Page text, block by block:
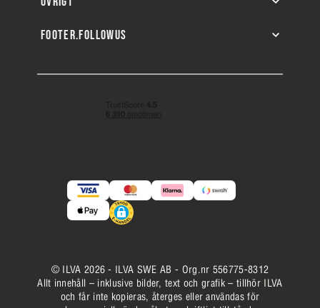
FOOTER.FOLLOWUS
© ILVA 2026 - ILVA SWE AB - Org.nr 556775-8312
Allt innehåll – inklusive bilder, text och grafik – tillhör ILVA
och får inte kopieras, återges eller användas för